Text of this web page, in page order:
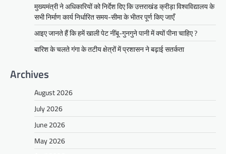
मुख्यमंत्री ने अधिकारियों को निर्देश दिए कि उत्तराखंड क्रीड़ा विश्वविद्यालय के
सभी निर्माण कार्य निर्धारित समय-सीमा के भीतर पूर्ण किए जाएँ
आइए जानते हैं कि हमें खाली पेट नींबू-गुनगुने पानी में क्यों पीना चाहिए ?
बारिश के चलते गंगा के तटीय क्षेत्रों में प्रशासन ने बढ़ाई सतर्कता
Archives
August 2026
July 2026
June 2026
May 2026